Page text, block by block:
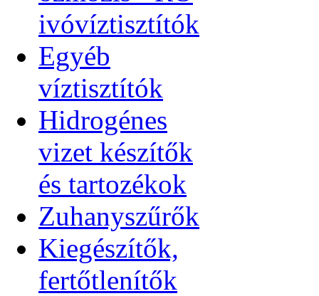
ivóvíztisztítók
Egyéb
víztisztítók
Hidrogénes
vizet készítők
és tartozékok
Zuhanyszűrők
Kiegészítők,
fertőtlenítők